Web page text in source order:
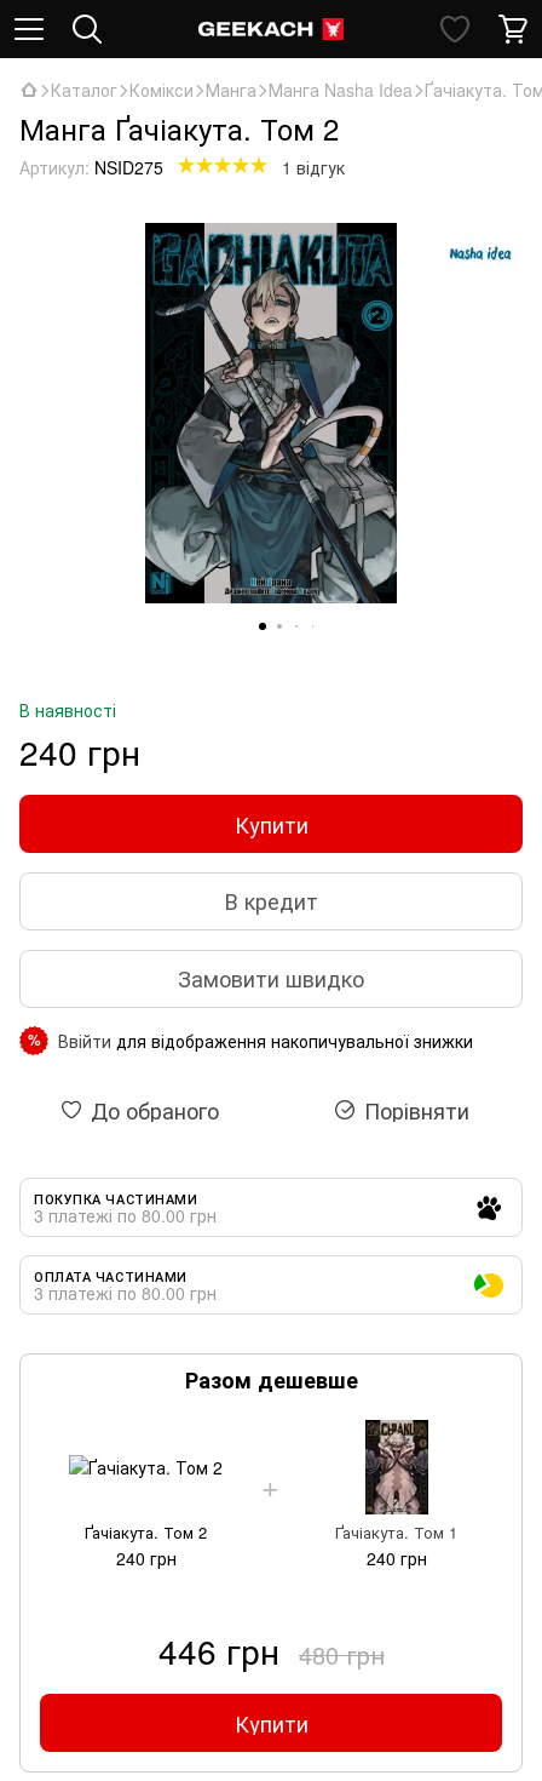
Каталог Комікси Манга Манга Nasha Idea Ґачіакута.
Манга Ґачіакута. Том 2
Артикул: NSID275 1 відгук
В наявності
240 грн
Купити
В кредит
Замовити швидко
% Ввійти для відображення накопичувальної знижки
До обраного Порівняти
ПОКУПКА ЧАСТИНАМИ
3 платежі по 80.00 грн
ОПЛАТА ЧАСТИНАМИ
3 платежі по 80.00 грн
Разом дешевше
Ґачіакута. Том 2
240 грн
Ґачіакута. Том 1
240 грн
446 грн 480 грн
Купити